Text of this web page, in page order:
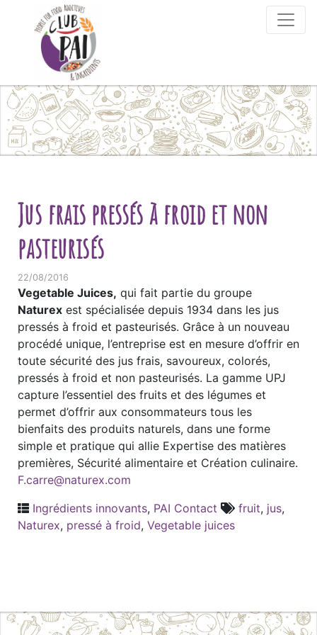
Skip to content
Jus frais pressés à froid et non
pasteurisés
22/08/2016
Vegetable Juices, qui fait partie du groupe
Naturex est spécialisée depuis 1934 dans les jus
pressés à froid et pasteurisés. Grâce à un nouveau
procédé unique, l’entreprise est en mesure d’offrir en
toute sécurité des jus frais, savoureux, colorés,
pressés à froid et non pasteurisés. La gamme UPJ
capture l’essentiel des fruits et des légumes et
permet d’offrir aux consommateurs tous les
bienfaits des produits naturels, dans une forme
simple et pratique qui allie Expertise des matières
premières, Sécurité alimentaire et Création culinaire.
F.carre@naturex.com
Ingrédients innovants, PAI Contact fruit, jus,
Naturex, pressé à froid, Vegetable juices